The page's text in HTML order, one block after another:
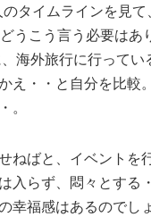
タイムラインを見
うこう言う必要は
海外旅行に行ってい
え・・と自分を比
・。
ねばと、イベント
入らず、悶々とす
幸福感はあるのでし